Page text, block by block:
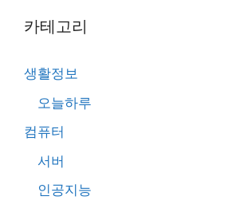
카테고리
생활정보
오늘하루
컴퓨터
서버
인공지능